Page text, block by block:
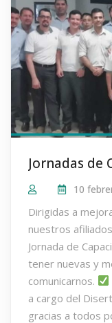
10
Dirigidas a
nuestros
Jornada de
tener nuevas y
comunicarnos.
a cargo del
gracias a todos